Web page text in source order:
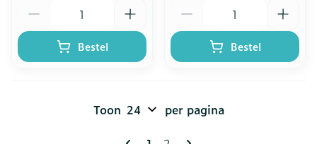
Bestel Bestel
Pagina's
Toon per pagina